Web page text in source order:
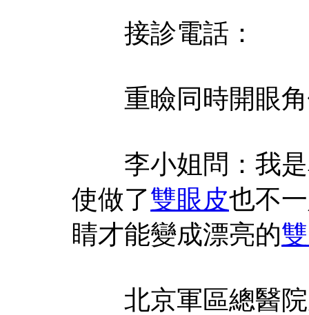
接診電話：
重瞼同時開眼角
李小姐問：我是
使做了雙眼皮也不
睛才能變成漂亮的
北京軍區總醫院